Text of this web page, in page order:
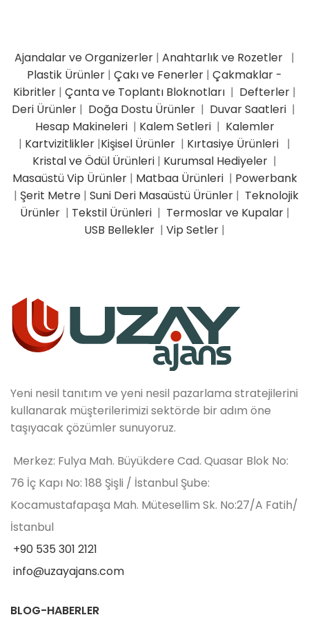
Ajandalar ve Organizerler | Anahtarlık ve Rozetler |
Plastik Ürünler | Çakı ve Fenerler | Çakmaklar -
Kibritler | Çanta ve Toplantı Bloknotları | Defterler |
Deri Ürünler| Doğa Dostu Ürünler | Duvar Saatleri |
Hesap Makineleri| Kalem Setleri| Kalemler
| Kartvizitlikler |Kişisel Ürünler | Kırtasiye Ürünleri |
Kristal ve Ödül Ürünleri | Kurumsal Hediyeler |
Masaüstü Vip Ürünler| Matbaa Ürünleri| Powerbank
| Şerit Metre| Suni Deri Masaüstü Ürünler| Teknolojik
Ürünler | Tekstil Ürünleri | Termoslar ve Kupalar|
USB Bellekler | Vip Setler |
Yeni nesil tanıtım ve yeni nesil pazarlama stratejilerini
kullanarak müşterilerimizi sektörde bir adım öne
taşıyacak çözümler sunuyoruz.
Merkez: Fulya Mah. Büyükdere Cad. Quasar Blok No:
76 İç Kapı No: 188 Şişli / İstanbul Şube:
Kocamustafapaşa Mah. Mütesellim Sk. No:27/A Fatih/
İstanbul
+90 535 301 2121
info@uzayajans.com
BLOG-HABERLER